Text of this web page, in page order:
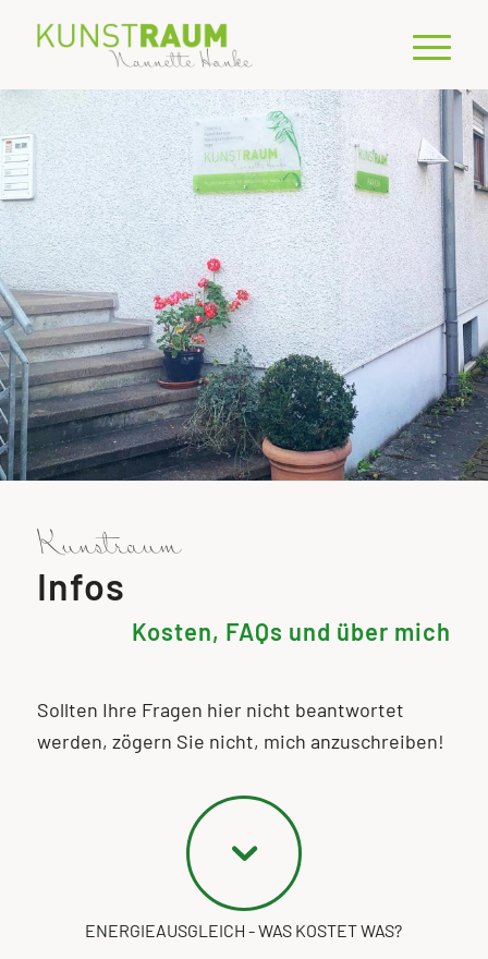
Kunstraum
Infos
Kosten, FAQs und über mich
Sollten Ihre Fragen hier nicht beantwortet
werden, zögern Sie nicht, mich anzuschreiben!
ENERGIEAUSGLEICH - WAS KOSTET WAS?